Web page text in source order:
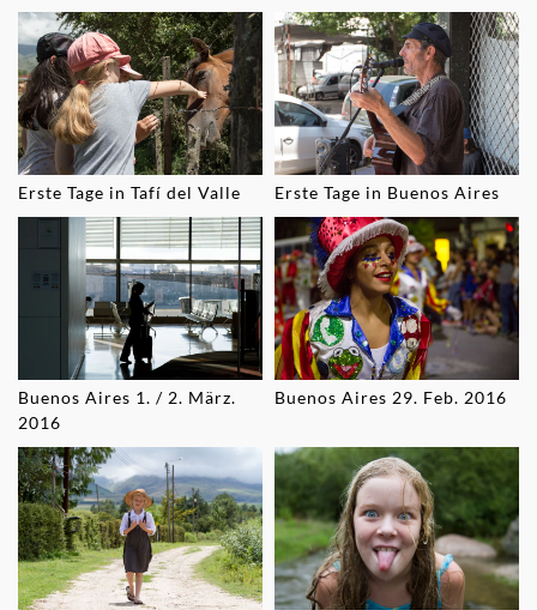
Erste Tage in Tafí del Valle Erste Tage in Buenos Aires
Buenos Aires 1. / 2. März.
2016
Buenos Aires 29. Feb. 2016